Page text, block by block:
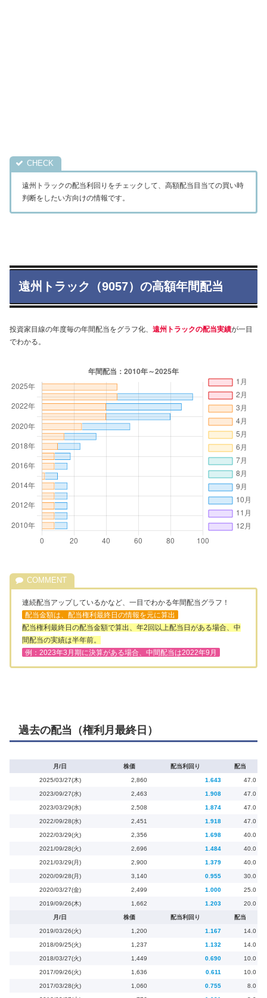
遠州トラックの配当利回りをチェックして、高額配当目当ての買い時
判断をしたい方向けの情報です。
遠州トラック（9057）の高額年間配当
投資家目線の年度毎の年間配当をグラフ化、 遠州トラックの配当実績が一目
でわかる。
連続配当アップしているかなど、一目でわかる年間配当グラフ！
配当金額は、配当権利最終日の情報を元に算出
配当権利最終日の配当金額で算出、年2回以上配当日がある場合、中
間配当の実績は半年前。
例：2023年3月期に決算がある場合、中間配当は2022年9月
過去の配当（権利月最終日）
月/日 株価 配当利回り 配当
2025/03/27(木) 2,860 1.643 47.0
2023/09/27(水) 2,463 1.908 47.0
2023/03/29(水) 2,508 1.874 47.0
2022/09/28(水) 2,451 1.918 47.0
2022/03/29(火) 2,356 1.698 40.0
2021/09/28(火) 2,696 1.484 40.0
2021/03/29(月) 2,900 1.379 40.0
2020/09/28(月) 3,140 0.955 30.0
2020/03/27(金) 2,499 1.000 25.0
2019/09/26(木) 1,662 1.203 20.0
月/日 株価 配当利回り 配当
2019/03/26(火) 1,200 1.167 14.0
2018/09/25(火) 1,237 1.132 14.0
2018/03/27(火) 1,449 0.690 10.0
2017/09/26(火) 1,636 0.611 10.0
2017/03/28(火) 1,060 0.755 8.0